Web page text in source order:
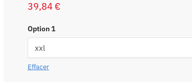
39,84 €
Option 1
Effacer